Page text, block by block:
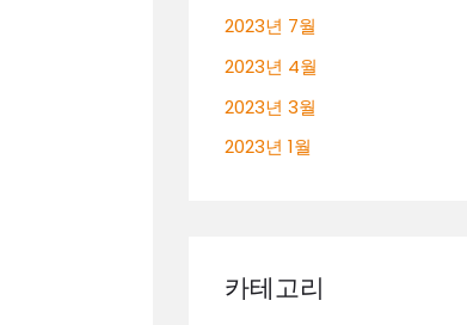
2023년 7월
2023년 4월
2023년 3월
2023년 1월
카테고리